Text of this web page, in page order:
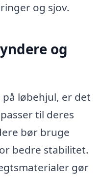
og sjov.
og
løbehjul, er det
til deres
bør bruge
bedre stabilitet.
gør